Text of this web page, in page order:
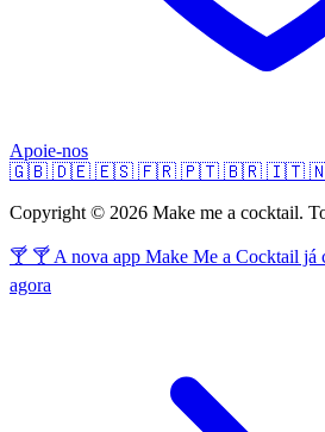
Apoie-nos
🇬🇧 🇩🇪 🇪🇸 🇫🇷 🇵🇹 🇧🇷 🇮🇹
Copyright © 2026 Make me a cocktail.
🍸 🍸 A nova app Make Me a Cocktail já
agora